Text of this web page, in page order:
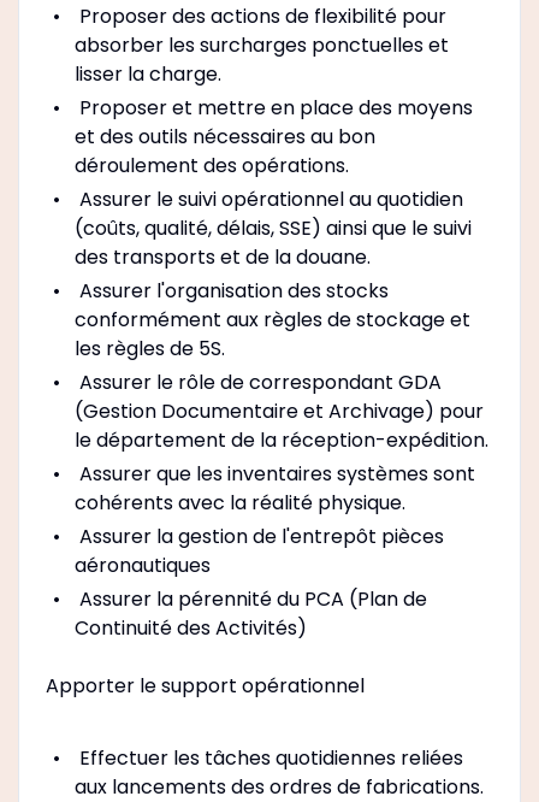
Proposer des actions de flexibilité pour
absorber les surcharges ponctuelles et
lisser la charge.
Proposer et mettre en place des moyens
et des outils nécessaires au bon
déroulement des opérations.
Assurer le suivi opérationnel au quotidien
(coûts, qualité, délais, SSE) ainsi que le suivi
des transports et de la douane.
Assurer l'organisation des stocks
conformément aux règles de stockage et
les règles de 5S.
Assurer le rôle de correspondant GDA
(Gestion Documentaire et Archivage) pour
le département de la réception-expédition.
Assurer que les inventaires systèmes sont
cohérents avec la réalité physique.
Assurer la gestion de l'entrepôt pièces
aéronautiques
Assurer la pérennité du PCA (Plan de
Continuité des Activités)
Apporter le support opérationnel
Effectuer les tâches quotidiennes reliées
aux lancements des ordres de fabrications.